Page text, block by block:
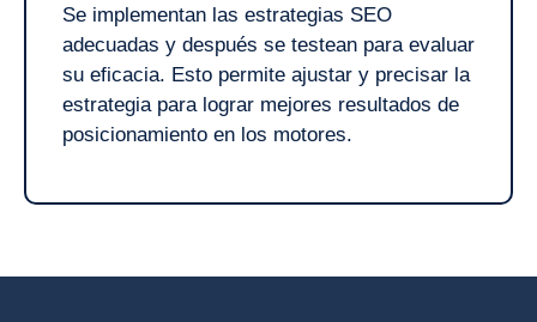
Se implementan las estrategias SEO
adecuadas y después se testean para evaluar
su eficacia. Esto permite ajustar y precisar la
estrategia para lograr mejores resultados de
posicionamiento en los motores.